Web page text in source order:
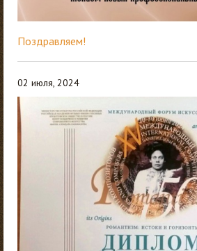
Поздравляем!
02 июля, 2024